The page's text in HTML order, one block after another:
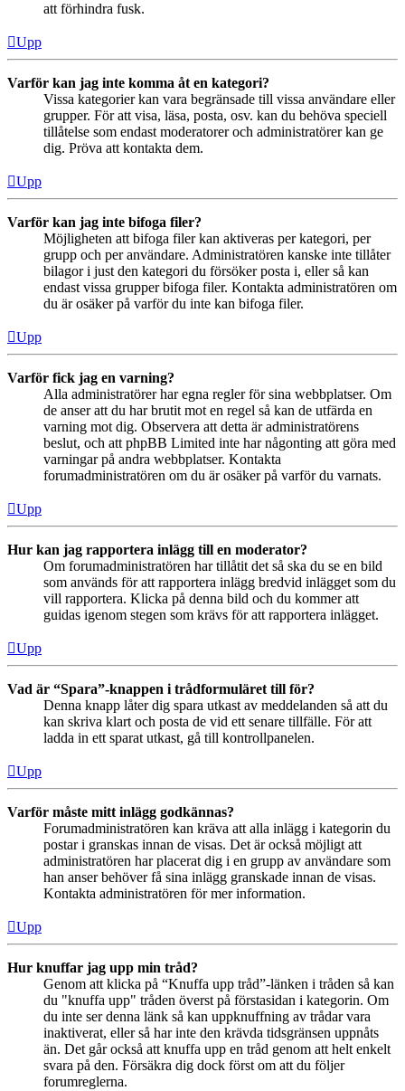
att förhindra fusk.
Upp
Varför kan jag inte komma åt en kategori?
Vissa kategorier kan vara begränsade till vissa användare eller
grupper. För att visa, läsa, posta, osv. kan du behöva speciell
tillåtelse som endast moderatorer och administratörer kan ge
dig. Pröva att kontakta dem.
Upp
Varför kan jag inte bifoga filer?
Möjligheten att bifoga filer kan aktiveras per kategori, per
grupp och per användare. Administratören kanske inte tillåter
bilagor i just den kategori du försöker posta i, eller så kan
endast vissa grupper bifoga filer. Kontakta administratören om
du är osäker på varför du inte kan bifoga filer.
Upp
Varför fick jag en varning?
Alla administratörer har egna regler för sina webbplatser. Om
de anser att du har brutit mot en regel så kan de utfärda en
varning mot dig. Observera att detta är administratörens
beslut, och att phpBB Limited inte har någonting att göra med
varningar på andra webbplatser. Kontakta
forumadministratören om du är osäker på varför du varnats.
Upp
Hur kan jag rapportera inlägg till en moderator?
Om forumadministratören har tillåtit det så ska du se en bild
som används för att rapportera inlägg bredvid inlägget som du
vill rapportera. Klicka på denna bild och du kommer att
guidas igenom stegen som krävs för att rapportera inlägget.
Upp
Vad är “Spara”-knappen i trådformuläret till för?
Denna knapp låter dig spara utkast av meddelanden så att du
kan skriva klart och posta de vid ett senare tillfälle. För att
ladda in ett sparat utkast, gå till kontrollpanelen.
Upp
Varför måste mitt inlägg godkännas?
Forumadministratören kan kräva att alla inlägg i kategorin du
postar i granskas innan de visas. Det är också möjligt att
administratören har placerat dig i en grupp av användare som
han anser behöver få sina inlägg granskade innan de visas.
Kontakta administratören för mer information.
Upp
Hur knuffar jag upp min tråd?
Genom att klicka på “Knuffa upp tråd”-länken i tråden så kan
du "knuffa upp" tråden överst på förstasidan i kategorin. Om
du inte ser denna länk så kan uppknuffning av trådar vara
inaktiverat, eller så har inte den krävda tidsgränsen uppnåts
än. Det går också att knuffa upp en tråd genom att helt enkelt
svara på den. Försäkra dig dock först om att du följer
forumreglerna.